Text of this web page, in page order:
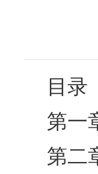
目录
第
第二